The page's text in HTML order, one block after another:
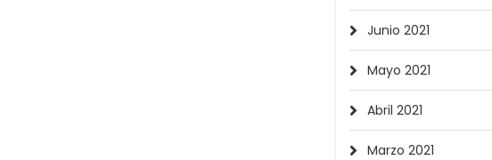
Junio 2021
Mayo 2021
Abril 2021
Marzo 2021